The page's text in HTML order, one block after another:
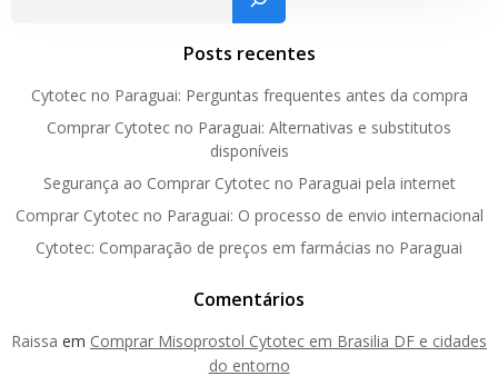
Posts recentes
Cytotec no Paraguai: Perguntas frequentes antes da compra
Comprar Cytotec no Paraguai: Alternativas e substitutos
disponíveis
Segurança ao Comprar Cytotec no Paraguai pela internet
Comprar Cytotec no Paraguai: O processo de envio internacional
Cytotec: Comparação de preços em farmácias no Paraguai
Comentários
Raissa em Comprar Misoprostol Cytotec em Brasilia DF e cidades
do entorno